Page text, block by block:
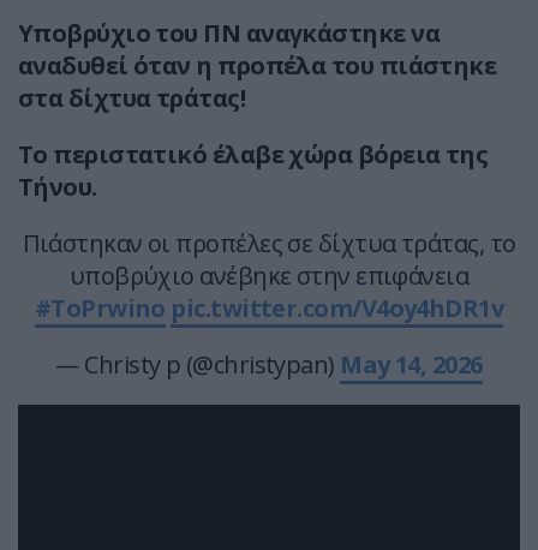
Υποβρύχιο του ΠΝ αναγκάστηκε να
αναδυθεί όταν η προπέλα του πιάστηκε
στα δίχτυα τράτας!
Το περιστατικό έλαβε χώρα βόρεια της
Τήνου.
Πιάστηκαν οι προπέλες σε δίχτυα τράτας, το
υποβρύχιο ανέβηκε στην επιφάνεια
#ToPrwino pic.twitter.com/V4oy4hDR1v
— Christy p (@christypan) May 14, 2026